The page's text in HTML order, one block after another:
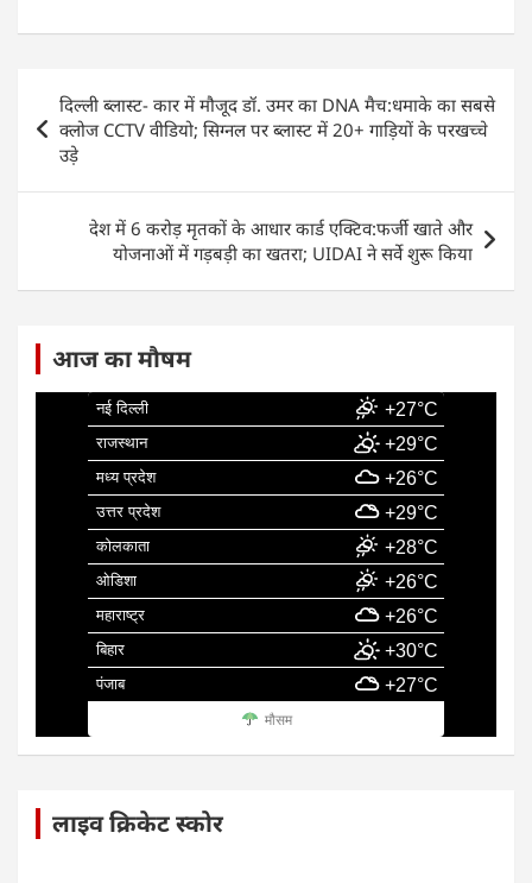
c
e
b
o
o
k
at
s
A
p
k
e
dI
ai
l
ar
e
Post
navigation
दिल्ली ब्लास्ट- कार में मौजूद डॉ. उमर का DNA मैच:धमाके का सबसे
क्लोज CCTV वीडियो; सिग्नल पर ब्लास्ट में 20+ गाड़ियों के परखच्चे
उड़े
देश में 6 करोड़ मृतकों के आधार कार्ड एक्टिव:फर्जी खाते और
योजनाओं में गड़बड़ी का खतरा; UIDAI ने सर्वे शुरू किया
आज का मौषम
नई दिल्ली +27°C
राजस्थान +29°C
मध्य प्रदेश +26°C
उत्तर प्रदेश +29°C
कोलकाता +28°C
ओडिशा +26°C
महाराष्ट्र +26°C
बिहार +30°C
पंजाब +27°C
मौसम
लाइव क्रिकेट स्कोर